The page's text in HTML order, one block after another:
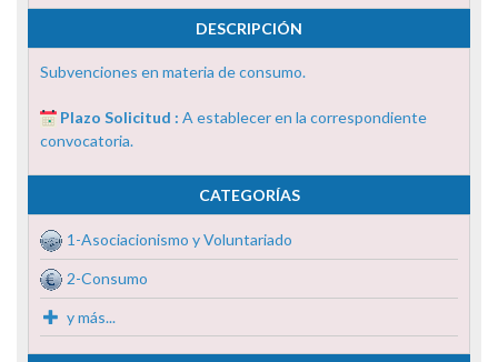
DESCRIPCIÓN
Subvenciones en materia de consumo.
Plazo Solicitud : A establecer en la correspondiente
convocatoria.
CATEGORÍAS
1-Asociacionismo y Voluntariado
2-Consumo
y más...